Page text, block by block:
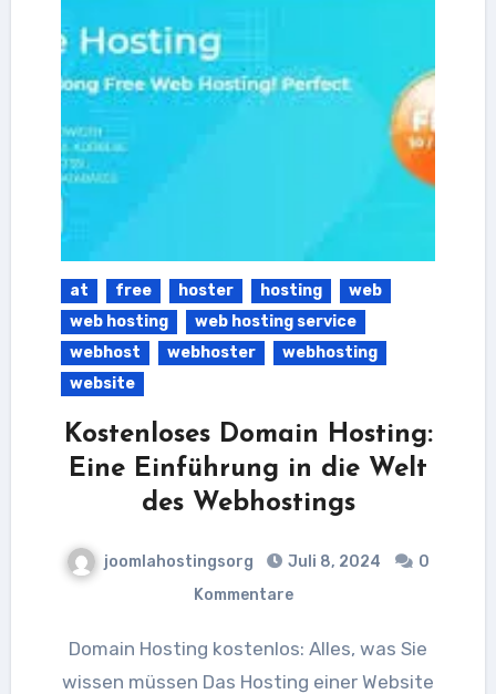
at free hoster hosting
web
web hosting
web hosting service
webhost
webhoster
webhosting
website
Kostenloses Domain Hosting:
Eine Einführung in die Welt
des Webhostings
joomlahostingsorg Juli 8, 2024
0
Kommentare
Domain Hosting kostenlos: Alles, was Sie
wissen müssen Das Hosting einer Website